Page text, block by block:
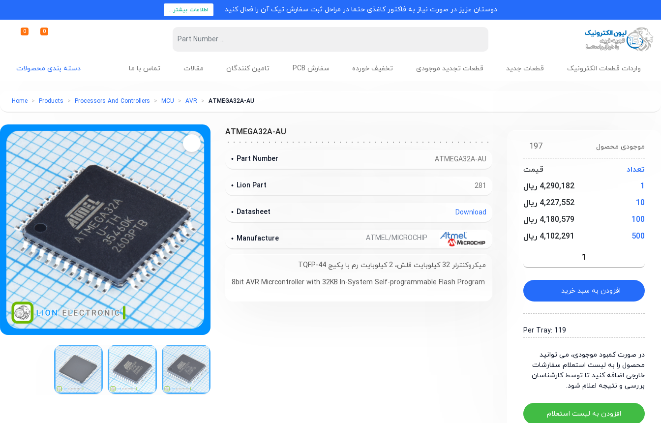
دوستان عزیز در صورت نیاز به فاکتور کاغذی حتما در مراحل ثبت سفارش تیک آن را فعال کنید. اطلاعات بیشتر...
0 0
دسته بندی محصولات واردات قطعات الکترونیک قطعات جدید قطعات تجدید موجودی تخفیف خورده سفارش PCB تامین کنندگان مقالات تماس با ما
Home Products Processors And Controllers MCU AVR ATMEGA32A-AU
197 موجودی محصول
تعداد
قیمت
1
4,290,182 ریال
10
4,227,552 ریال
100
4,180,579 ریال
500
4,102,291 ریال
افزودن به سبد خرید
Per Tray: 119
در صورت کمبود موجودی، می توانید
محصول را به لیست استعلام سفارشات
خارجی اضافه کنید تا توسط کارشناسان
بررسی و نتیجه اعلام شود.
افزودن به لیست استعلام
ATMEGA32A-AU
ATMEGA32A-AU
Part Number
281
Lion Part
Download
Datasheet
Manufacture
میکروکنترلر 32 کیلوبایت فلش، 2 کیلوبایت رم با پکیج TQFP-44
8bit AVR Micrcontroller with 32KB In-System Self-programmable Flash Program